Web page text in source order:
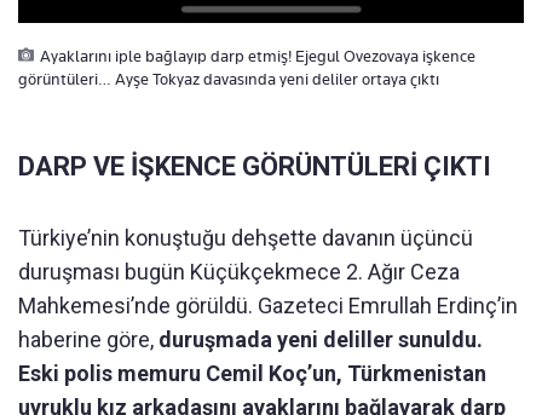
Ayaklarını iple bağlayıp darp etmiş! Ejegul Ovezovaya işkence
görüntüleri… Ayşe Tokyaz davasında yeni deliler ortaya çıktı
DARP VE İŞKENCE GÖRÜNTÜLERİ ÇIKTI
Türkiye’nin konuştuğu dehşette davanın üçüncü
duruşması bugün Küçükçekmece 2. Ağır Ceza
Mahkemesi’nde görüldü. Gazeteci Emrullah Erdinç’in
haberine göre, duruşmada yeni deliller sunuldu.
Eski polis memuru Cemil Koç’un, Türkmenistan
uyruklu kız arkadaşını ayaklarını bağlayarak darp